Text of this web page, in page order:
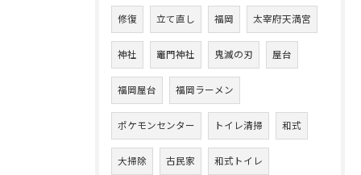
修復 立て直し 福岡 太宰府天満宮
神社 竈門神社 鬼滅の刃 屋台
福岡屋台 福岡ラーメン
ポケモンセンター トイレ清掃 和式
大掃除 古民家 和式トイレ